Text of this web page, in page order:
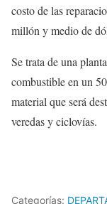
costo de las
millón y medio de
Se trata de una
combustible en un
material que será
veredas y ciclovías.
Categorías: